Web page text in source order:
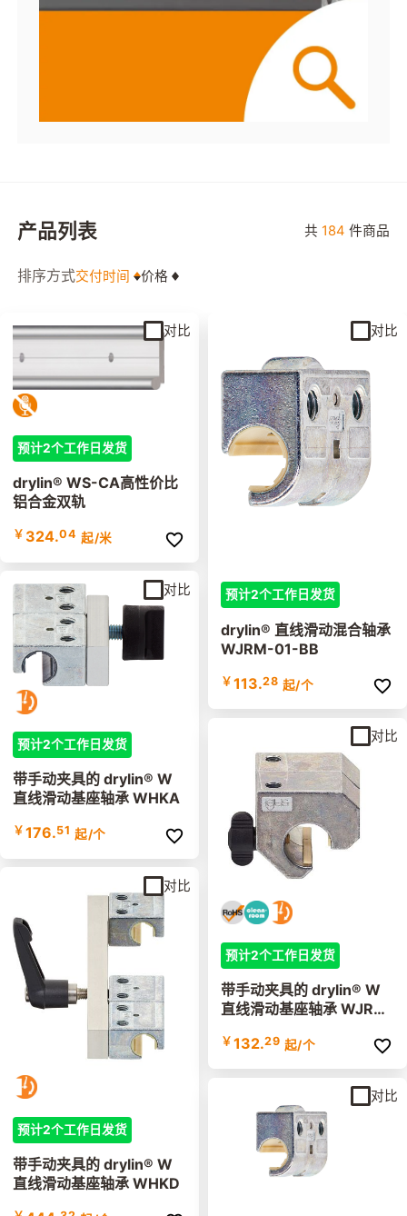
产品列表 共 184 件商品
排序方式交付时间 价格
预计2个工作日发货
drylin® WS-CA高性价比
铝合金双轨
￥ 324.04 起/米
对比
预计2个工作日发货
带手动夹具的 drylin® W
直线滑动基座轴承 WHKA
￥ 176.51 起/个
对比
预计2个工作日发货
带手动夹具的 drylin® W
直线滑动基座轴承 WHKD
对比
预计2个工作日发货
drylin® 直线滑动混合轴承
WJRM-01-BB
￥ 113.28 起/个
对比
预计2个工作日发货
带手动夹具的 drylin® W
直线滑动基座轴承 WJRM
￥ 132.29 起/个
对比
对比